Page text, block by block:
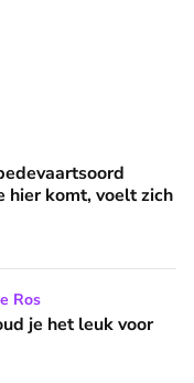
Lourdes: 'Iedereen
hier komt, voelt zich
de kinderen!
Ros
je het leuk voor